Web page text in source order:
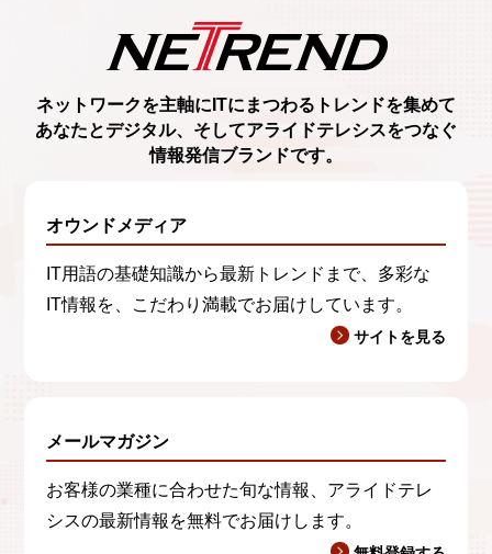
ネットワークを主軸に ITにまつわるトレンドを集めて
あなたとデジタル、 そしてアライドテレシスをつなぐ
情報発信ブランドです。
オウンドメディア
IT用語の基礎知識から最新トレンドまで、多彩な
IT情報を、こだわり満載でお届けしています。
サイトを見る
メールマガジン
お客様の業種に合わせた旬な情報、アライドテレ
シスの最新情報を無料でお届けします。